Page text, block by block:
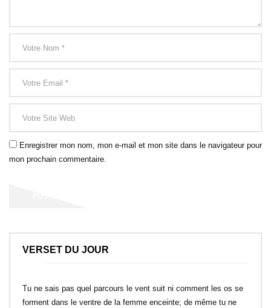
Enregistrer mon nom, mon e-mail et mon site dans le navigateur pour
mon prochain commentaire.
VERSET DU JOUR
Tu ne sais pas quel parcours le vent suit ni comment les os se
forment dans le ventre de la femme enceinte; de même tu ne